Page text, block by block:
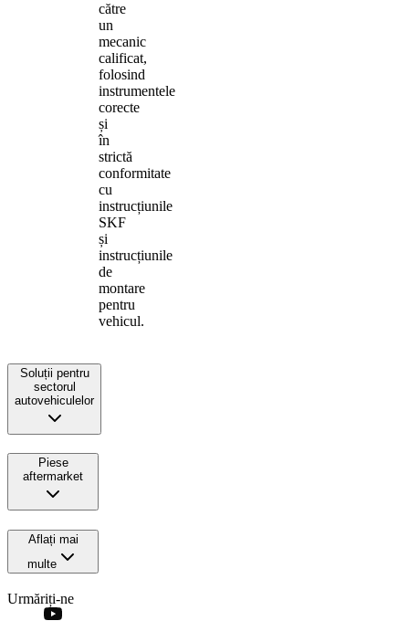
către
un
mecanic
calificat,
folosind
instrumentele
corecte
și
în
strictă
conformitate
cu
instrucțiunile
SKF
și
instrucțiunile
de
montare
pentru
vehicul.
Soluții pentru
sectorul
autovehiculelor
Piese
aftermarket
Aflați mai
multe
Urmăriți-ne